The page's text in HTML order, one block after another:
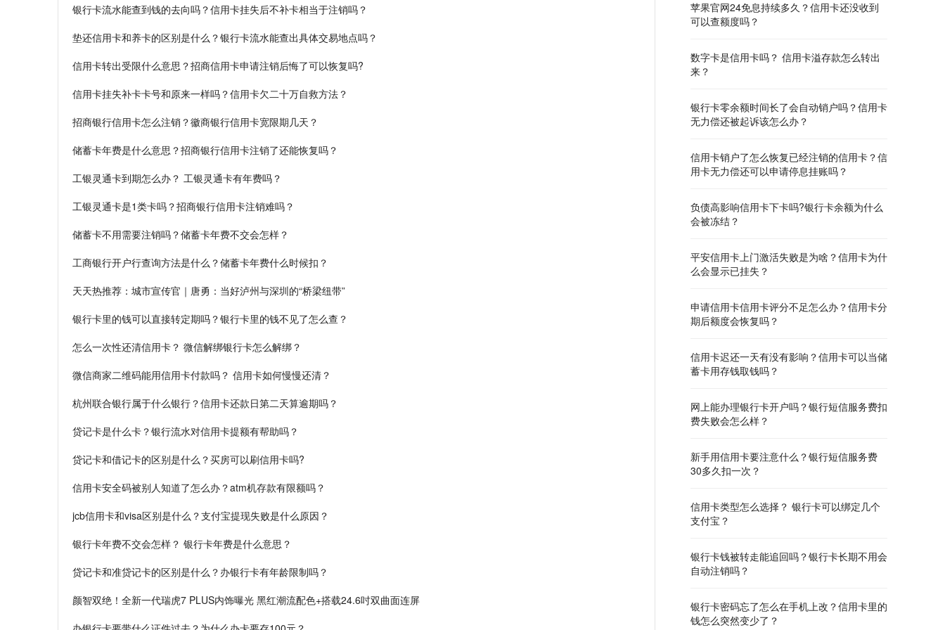
银行卡流水能查到钱的去向吗？信用卡挂失后不补卡相当于注销吗？
垫还信用卡和养卡的区别是什么？银行卡流水能查出具体交易地点吗？
信用卡转出受限什么意思？招商信用卡申请注销后悔了可以恢复吗?
信用卡挂失补卡卡号和原来一样吗？信用卡欠二十万自救方法？
招商银行信用卡怎么注销？徽商银行信用卡宽限期几天？
储蓄卡年费是什么意思？招商银行信用卡注销了还能恢复吗？
工银灵通卡到期怎么办？ 工银灵通卡有年费吗？
工银灵通卡是1类卡吗？招商银行信用卡注销难吗？
储蓄卡不用需要注销吗？储蓄卡年费不交会怎样？
工商银行开户行查询方法是什么？储蓄卡年费什么时候扣？
天天热推荐：城市宣传官｜唐勇：当好泸州与深圳的“桥梁纽带”
银行卡里的钱可以直接转定期吗？银行卡里的钱不见了怎么查？
怎么一次性还清信用卡？ 微信解绑银行卡怎么解绑？
微信商家二维码能用信用卡付款吗？ 信用卡如何慢慢还清？
杭州联合银行属于什么银行？信用卡还款日第二天算逾期吗？
贷记卡是什么卡？银行流水对信用卡提额有帮助吗？
贷记卡和借记卡的区别是什么？买房可以刷信用卡吗?
信用卡安全码被别人知道了怎么办？atm机存款有限额吗？
jcb信用卡和visa区别是什么？支付宝提现失败是什么原因？
银行卡年费不交会怎样？ 银行卡年费是什么意思？
贷记卡和准贷记卡的区别是什么？办银行卡有年龄限制吗？
颜智双绝！全新一代瑞虎7 PLUS内饰曝光 黑红潮流配色+搭载24.6吋双曲面连屏
苹果官网24免息持续多久？信用卡还没收到
可以查额度吗？
数字卡是信用卡吗？ 信用卡溢存款怎么转出
来？
银行卡零余额时间长了会自动销户吗？信用卡
无力偿还被起诉该怎么办？
信用卡销户了怎么恢复已经注销的信用卡？信
用卡无力偿还可以申请停息挂账吗？
负债高影响信用卡下卡吗?银行卡余额为什么
会被冻结？
平安信用卡上门激活失败是为啥？信用卡为什
么会显示已挂失？
申请信用卡信用卡评分不足怎么办？信用卡分
期后额度会恢复吗？
信用卡迟还一天有没有影响？信用卡可以当储
蓄卡用存钱取钱吗？
网上能办理银行卡开户吗？银行短信服务费扣
费失败会怎么样？
新手用信用卡要注意什么？银行短信服务费
30多久扣一次？
信用卡类型怎么选择？ 银行卡可以绑定几个
支付宝？
银行卡钱被转走能追回吗？银行卡长期不用会
自动注销吗？
银行卡密码忘了怎么在手机上改？信用卡里的
钱怎么突然变少了？